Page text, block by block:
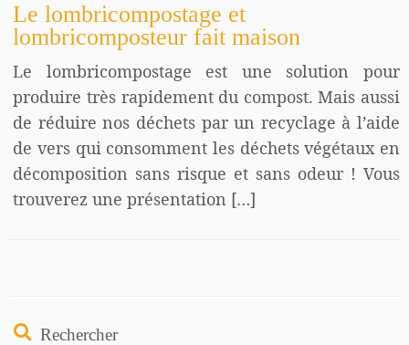
Le lombricompostage et
lombricomposteur fait maison
Le lombricompostage est une solution pour
produire très rapidement du compost. Mais aussi
de réduire nos déchets par un recyclage à l’aide
de vers qui consomment les déchets végétaux en
décomposition sans risque et sans odeur ! Vous
trouverez une présentation […]
Rechercher